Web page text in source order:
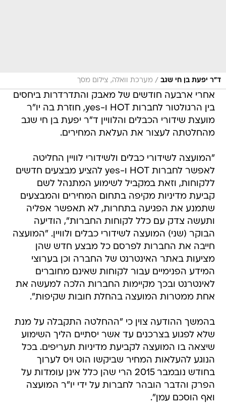
ד"ר יפעת בן חי שגב / מערכת וואלה, צילום מסך
אחרי ארבעה חודשים של מאבק והתדרדרות ביחסים
בין הרגולטור לחברות HOT ו-yes, חוזרת בה יו"ר
מועצת שידורי הכבלים והלוויין ד"ר יפעת בן חי שגב
מהחלטתה לעצור את העלאת המחירים.
"המועצה לשידורי כבלים ולשידורי לוויין החליטה
לאפשר לחברות HOT ו-yes להציע מבצעים חדשים
ללקוחות, וזאת במקביל לשימוע המתנהל לשם
קביעת מדיניות מקיפה בתחום המחירים והמבצעים
שתמנע את הפגיעה בתחרות, לא תאפשר אפליה
ותעשה צדק עם כלל לקוחות החברות", הודיעה
הבוקר (שני) המועצה לשידורי כבלים ולוויין. "המועצה
חייבה את החברות לפרסם כל מבצע חדש שהן
מציעות באתר האינטרנט של החברה וכן בערוצי
המידע הפנימיים עבור לקוחות שאינם מחוברים
לאינטרנט ובכך מקיימות החברות הלכה למעשה את
אחת ממטרות המועצה בהחלת חובות שקיפות".
בהמשך ההודעה צוין כי "ההחלטה התקבלה על מנת
שלא לפגוע בצרכנים עד אשר יסתיים הליך השימוע
שיצאה בו המועצה לקביעת מדיניות תעריפים. בכל
הנוגע להעלאות המחיר שביקשו הוט ויס לערוך
בחודש נובמבר 2015 הרי שהן כלל אינן עומדות על
הפרק והדבר הובהר לחברות על ידי יו"ר המועצה
ואף הוסכם עמן".